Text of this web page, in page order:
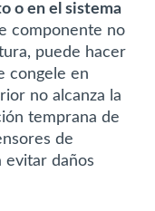
o en el sistema
componente no
puede hacer
congele en
no alcanza la
temprana de
de
evitar daños